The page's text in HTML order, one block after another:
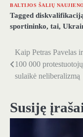
BALTIJOS ŠALIŲ
Tagged
sportininko, tai,
Navigacija
tarp
Kaip Petras Pavelas ir
100 000 protestuotojų
sulaikė neliberalizmą
Susiję